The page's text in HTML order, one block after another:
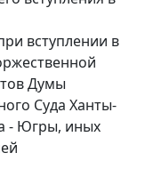
вступлении в
Думы
Суда Ханты-
- Югры, иных